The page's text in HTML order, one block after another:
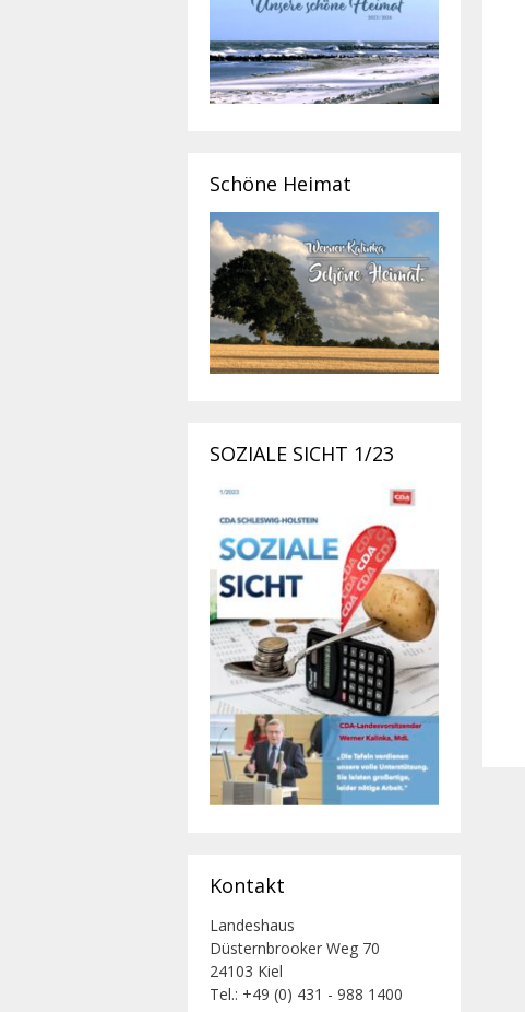
Schöne Heimat
SOZIALE SICHT 1/23
Kontakt
Landeshaus
Düsternbrooker Weg 70
24103 Kiel
Tel.: +49 (0) 431 - 988 1400